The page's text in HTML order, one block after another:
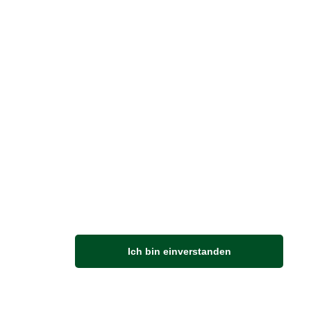
Ich bin einverstanden
Landpartie in Adendorf vertreten –
Jahr gibt es einige spannende
Unser…